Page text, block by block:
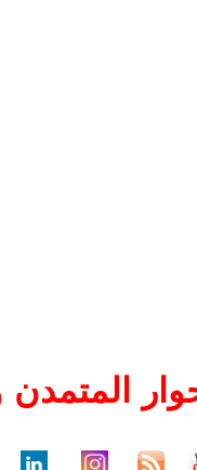
المتمدن